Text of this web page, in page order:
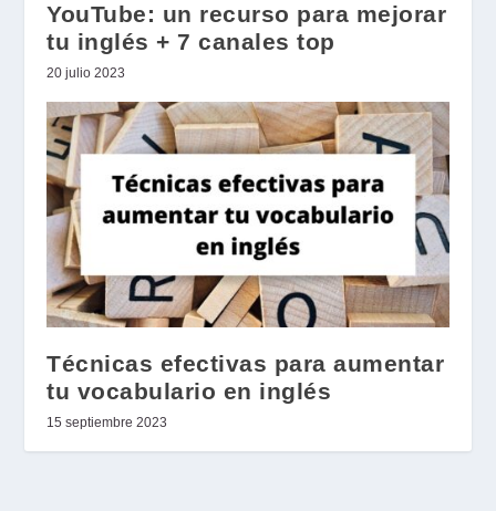
YouTube: un recurso para mejorar
tu inglés + 7 canales top
20 julio 2023
Técnicas efectivas para aumentar
tu vocabulario en inglés
15 septiembre 2023